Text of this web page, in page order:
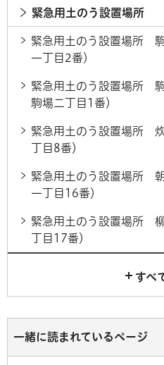
緊急用土のう設置場所
緊急用土のう設置場所
一丁目2番）
緊急用土のう設置場所
駒場二丁目1番）
緊急用土のう設置場所
丁目8番）
緊急用土のう設置場所
一丁目16番）
緊急用土のう設置場所
丁目17番）
すべ
一緒に読まれているページ